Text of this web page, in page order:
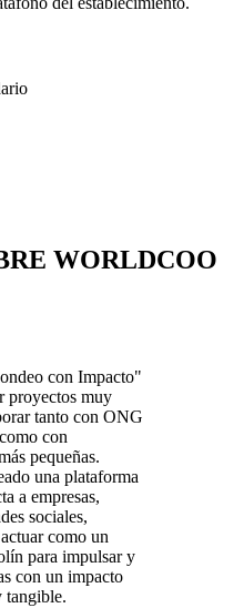
WORLDCOO
con Impacto"
proyectos muy
tanto con ONG
con
pequeñas.
una plataforma
a empresas,
sociales,
como un
para impulsar y
con un impacto
tangible.